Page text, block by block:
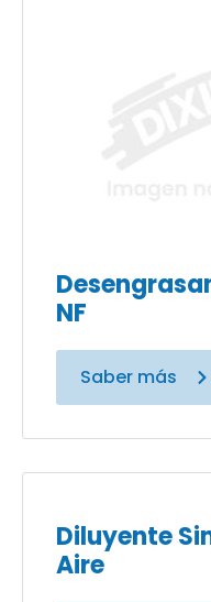
NF
Saber más
Diluyente
Aire